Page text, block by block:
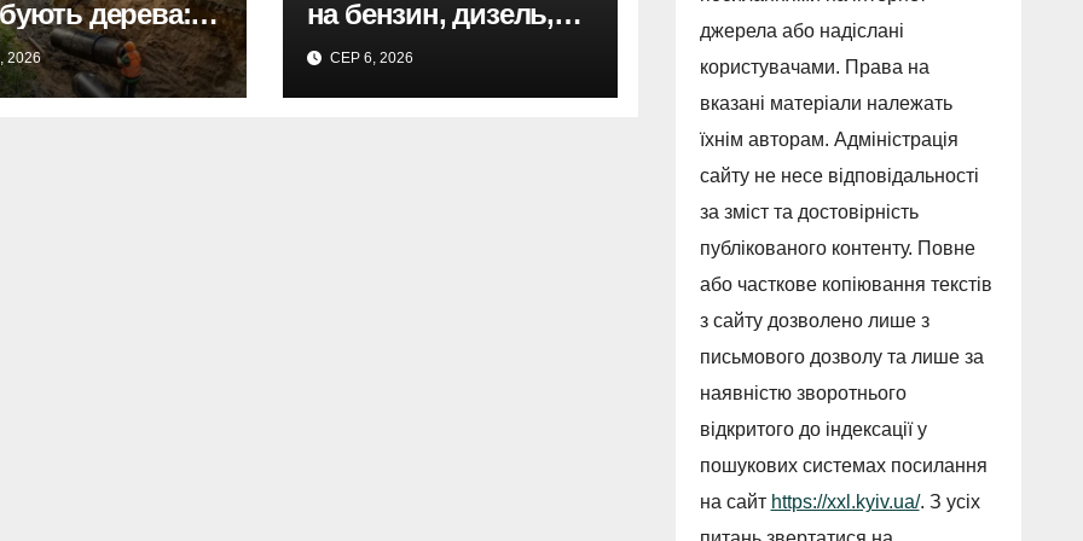
дерева: в
триває
2026
на бензин, дизель,
газ 5 серпня. Не
втішає.
СЕР 6, 2026
джерела або надіслані
користувачами. Права на
вказані матеріали належать
їхнім авторам. Адміністрація
сайту не несе відповідальності
за зміст та достовірність
публікованого контенту. Повне
або часткове копіювання текстів
з сайту дозволено лише з
письмового дозволу та лише за
наявністю зворотнього
відкритого до індексації у
пошукових системах посилання
на сайт https://xxl.kyiv.ua/. З усіх